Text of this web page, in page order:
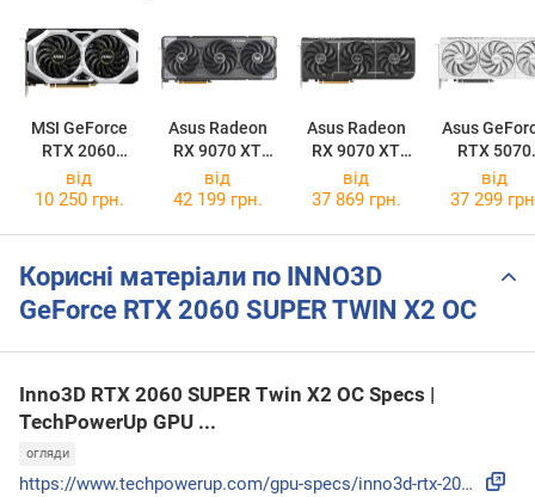
MSI GeForce
RTX 2060
SUPER VENTUS
OC
Asus Radeon
RX 9070 XT
TUF Gaming
OC 16GB
Asus Radeon
RX 9070 XT
Prime OC 16GB
Asus
RTX 5070
Prime OC
від
10 250 грн.
від
42 199 грн.
від
37 869 грн.
від
37 299
Корисні матеріали по INNO3D
GeForce RTX 2060 SUPER TWIN X2 OC
Inno3D RTX 2060 SUPER Twin X2 OC Specs |
TechPowerUp GPU ...
огляди
https://www.techpowerup.com/gpu-specs/inno3d-rtx-2060-super...